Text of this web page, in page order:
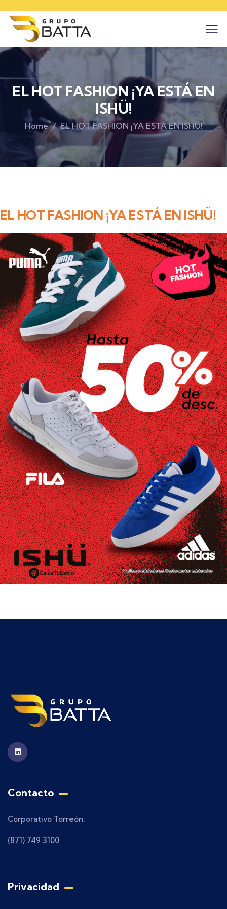
EL HOT FASHION ¡YA ESTÁ EN
ISHÜ!
Home EL HOT FASHION ¡YA ESTÁ EN ISHÜ!
EL HOT FASHION ¡YA ESTÁ EN ISHÜ!
Contacto
Corporativo Torreón:
(871) 749 3100
Privacidad